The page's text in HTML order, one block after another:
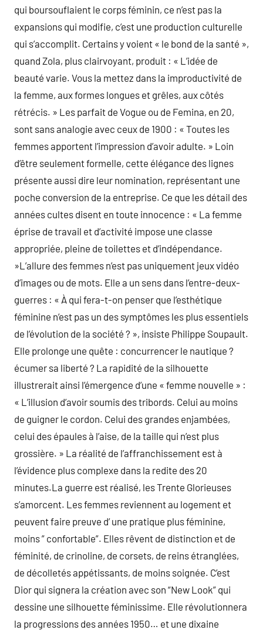
qui boursouflaient le corps féminin, ce n’est pas la
expansions qui modifie, c’est une production culturelle
qui s’accomplit. Certains y voient « le bond de la santé »,
quand Zola, plus clairvoyant, produit : « L’idée de
beauté varie. Vous la mettez dans la improductivité de
la femme, aux formes longues et grêles, aux côtés
rétrécis. » Les parfait de Vogue ou de Femina, en 20,
sont sans analogie avec ceux de 1900 : « Toutes les
femmes apportent l’impression d’avoir adulte. » Loin
d’être seulement formelle, cette élégance des lignes
présente aussi dire leur nomination, représentant une
poche conversion de la entreprise. Ce que les détail des
années cultes disent en toute innocence : « La femme
éprise de travail et d’activité impose une classe
appropriée, pleine de toilettes et d’indépendance.
»L’allure des femmes n’est pas uniquement jeux vidéo
d’images ou de mots. Elle a un sens dans l’entre-deux-
guerres : « À qui fera-t-on penser que l’esthétique
féminine n’est pas un des symptômes les plus essentiels
de l’évolution de la société ? », insiste Philippe Soupault.
Elle prolonge une quête : concurrencer le nautique ?
écumer sa liberté ? La rapidité de la silhouette
illustrerait ainsi l’émergence d’une « femme nouvelle » :
« L’illusion d’avoir soumis des tribords. Celui au moins
de guigner le cordon. Celui des grandes enjambées,
celui des épaules à l’aise, de la taille qui n’est plus
grossière. » La réalité de l’affranchissement est à
l’évidence plus complexe dans la redite des 20
minutes.La guerre est réalisé, les Trente Glorieuses
s’amorcent. Les femmes reviennent au logement et
peuvent faire preuve d’ une pratique plus féminine,
moins ” confortable”. Elles rêvent de distinction et de
féminité, de crinoline, de corsets, de reins étranglées,
de décolletés appétissants, de moins soignée. C’est
Dior qui signera la création avec son “New Look” qui
dessine une silhouette féminissime. Elle révolutionnera
la progressions des années 1950… et une dixaine